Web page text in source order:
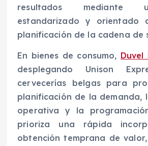
resultados mediante
estandarizado y orientado
planificación de la cadena de
En bienes de consumo,
desplegando Unison
cervecerías belgas para
planificación de la demanda,
operativa y la
prioriza una rápida
obtención temprana de